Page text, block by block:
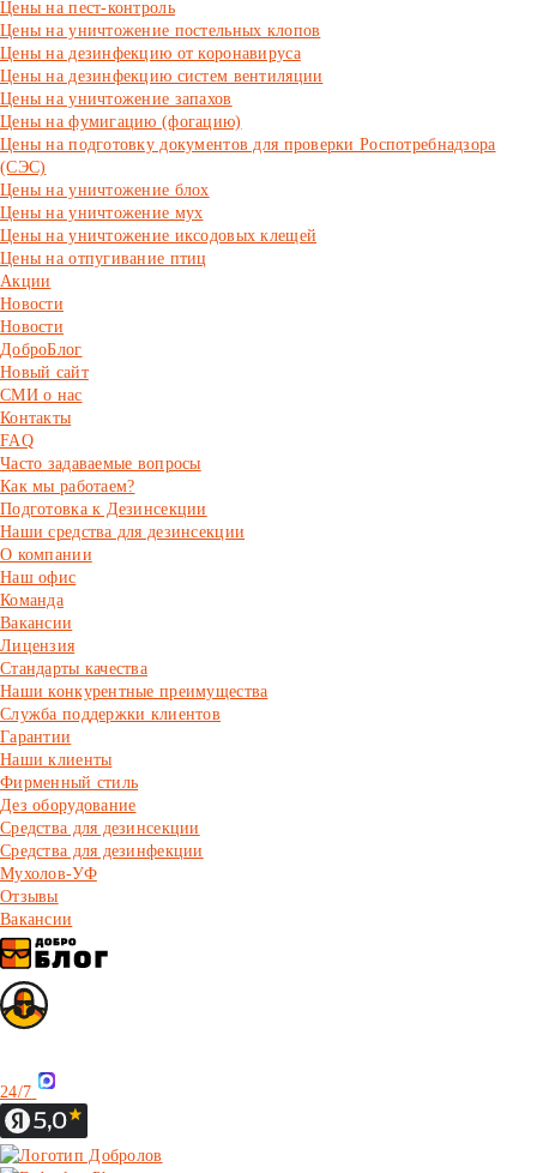
Цены на пест-контроль
Цены на уничтожение постельных клопов
Цены на дезинфекцию от коронавируса
Цены на дезинфекцию систем вентиляции
Цены на уничтожение запахов
Цены на фумигацию (фогацию)
Цены на подготовку документов для проверки Роспотребнадзора
(СЭС)
Цены на уничтожение блох
Цены на уничтожение мух
Цены на уничтожение иксодовых клещей
Цены на отпугивание птиц
Акции
Новости
Новости
ДоброБлог
Новый сайт
СМИ о нас
Контакты
FAQ
Часто задаваемые вопросы
Как мы работаем?
Подготовка к Дезинсекции
Наши средства для дезинсекции
О компании
Наш офис
Команда
Вакансии
Лицензия
Стандарты качества
Наши конкурентные преимущества
Служба поддержки клиентов
Гарантии
Наши клиенты
Фирменный стиль
Дез оборудование
Средства для дезинсекции
Средства для дезинфекции
Мухолов-УФ
Отзывы
Вакансии
24/7